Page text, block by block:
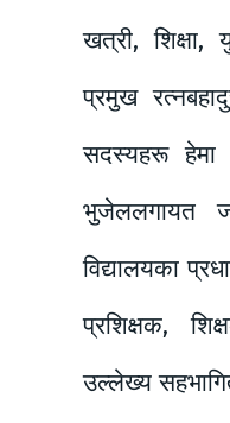
खत्री,
प्रमुख
सदस्यहरू हेमा
भुजेललगायत
विद्यालयका
प्रशिक्षक,
उल्लेख्य